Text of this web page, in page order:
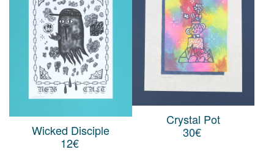
Wicked Disciple
12€
Crystal Pot
30€